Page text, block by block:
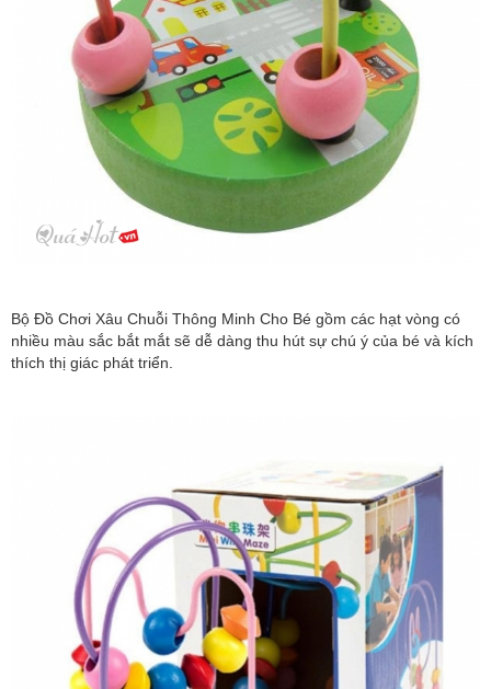
Bộ Đồ Chơi Xâu Chuỗi Thông Minh Cho Bé gồm các hạt vòng có
nhiều màu sắc bắt mắt sẽ dễ dàng thu hút sự chú ý của bé và kích
thích thị giác phát triển.